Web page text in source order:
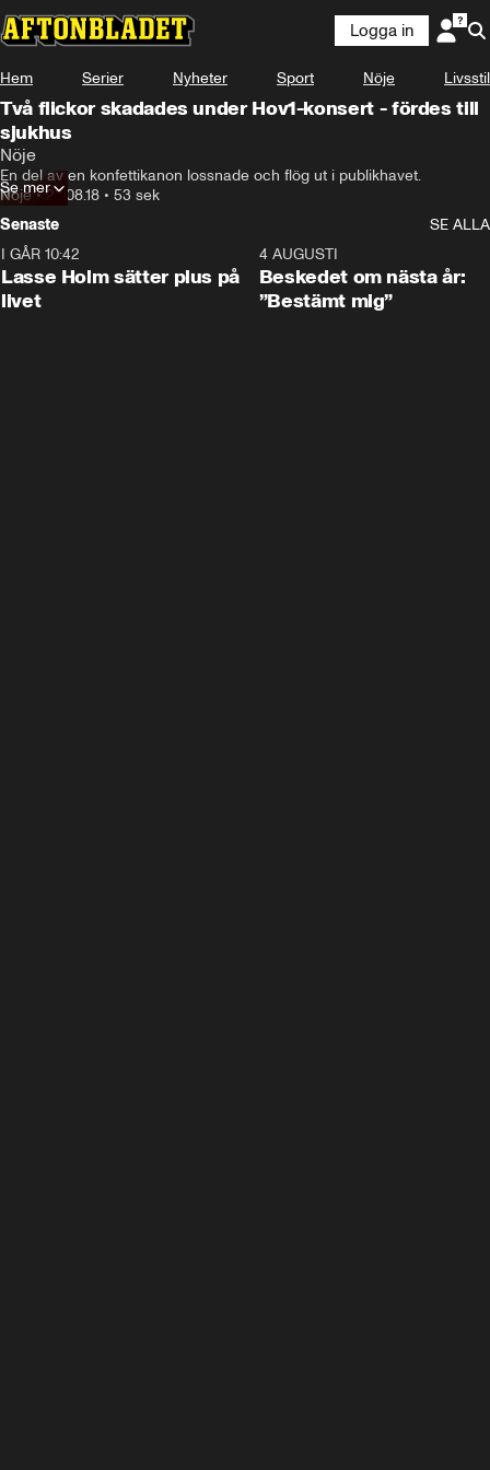
Logga in
Hem Serier Nyheter Sport Nöje Livsstil
Två flickor skadades under Hov1-konsert - fördes till
sjukhus
Nöje
En del av en konfettikanon lossnade och flög ut i publikhavet.
Nöje•23.08.18 • 53 sek
Se mer
Senaste
SE ALLA
I GÅR 10:42
Lasse Holm sätter plus på
livet
4 AUGUSTI
Beskedet om nästa år:
”Bestämt mig”